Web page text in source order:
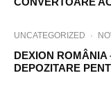
UNCATEGORIZED ·
DEXION ROMÂNIA
DEPOZITARE